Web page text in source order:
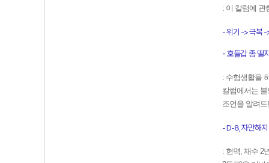
: 이 칼럼에 관
- 위기 -> 극복 -
- 호들갑 좀 떨
: 수험생활을
칼럼에서는
조언을 알려
- D-8, 자만하지
: 현역, 재수 2